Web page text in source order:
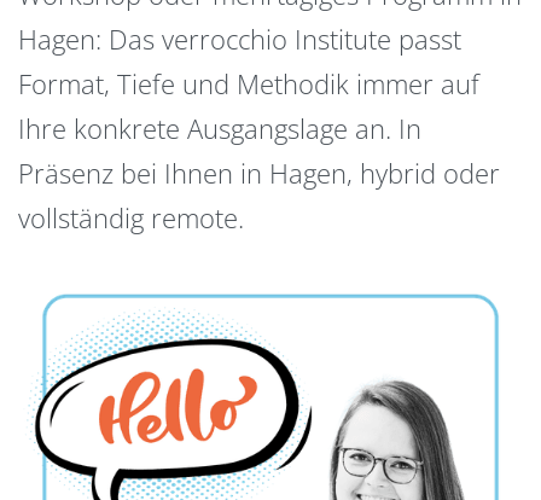
Hagen: Das verrocchio Institute passt
Format, Tiefe und Methodik immer auf
Ihre konkrete Ausgangslage an. In
Präsenz bei Ihnen in Hagen, hybrid oder
vollständig remote.